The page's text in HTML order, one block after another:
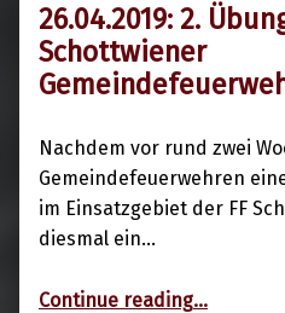
26.04.2019: 2.
Schottwiener
Nachdem vor rund zwei
Gemeindefeuerwehren
im Einsatzgebiet der FF
diesmal ein…
Continue reading“26.04.2019: 2. Übung der
…
29. April 2019